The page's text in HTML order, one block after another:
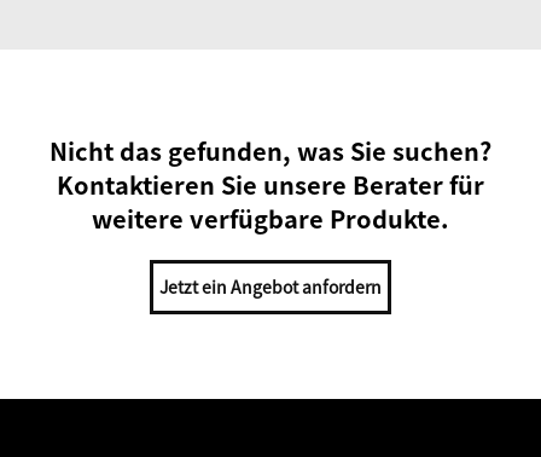
Nicht das gefunden, was Sie suchen?
Kontaktieren Sie unsere Berater für
weitere verfügbare Produkte.
Jetzt ein Angebot anfordern